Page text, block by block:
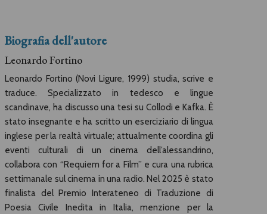
Biografia dell'autore
Leonardo Fortino
Leonardo Fortino (Novi Ligure, 1999) studia, scrive e
traduce. Specializzato in tedesco e lingue
scandinave, ha discusso una tesi su Collodi e Kafka. È
stato insegnante e ha scritto un eserciziario di lingua
inglese per la realtà virtuale; attualmente coordina gli
eventi culturali di un cinema dell’alessandrino,
collabora con “Requiem for a Film” e cura una rubrica
settimanale sul cinema in una radio. Nel 2025 è stato
finalista del Premio Interateneo di Traduzione di
Poesia Civile Inedita in Italia, menzione per la